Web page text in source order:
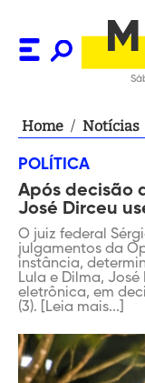
Home / Notícias
POLÍTICA
Após decisão
José Dirceu
O juiz federal
julgamentos da
instância,
Lula e Dilma,
eletrônica, em
(3). [Leia mais...]